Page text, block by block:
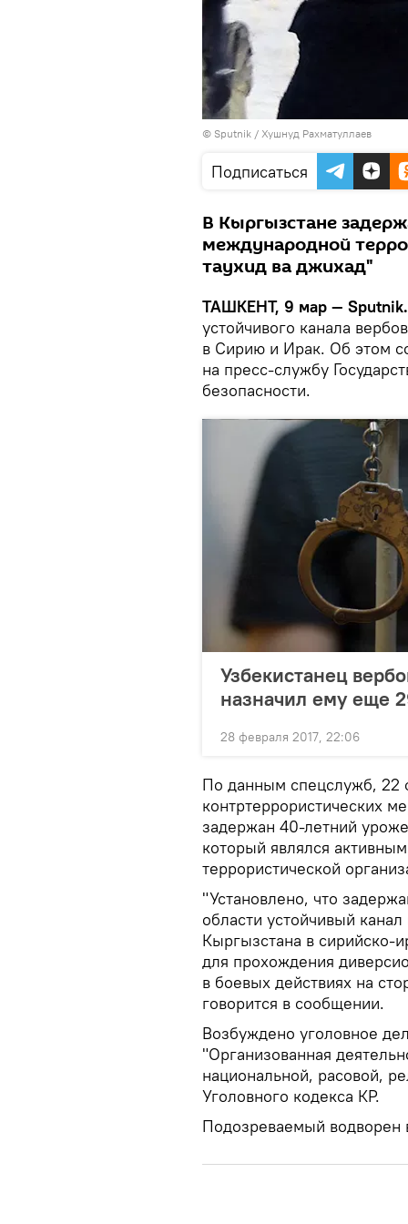
© Sputnik / Хушнуд Рахматуллаев
Подписаться
В Кыргызстане
международной
таухид ва джихад"
ТАШКЕНТ, 9 мар — Sputnik.
устойчивого канала
в Сирию и Ирак. Об этом
на пресс-службу
безопасности.
Узбекистанец
назначил ему еще
28 февраля 2017, 22:06
По данным спецслужб, 22
контртеррористических
задержан 40-летний
который являлся
террористической
"Установлено, что
области устойчивый
Кыргызстана в сирийско-
для прохождения
в боевых действиях на
говорится в сообщении.
Возбуждено уголовное
"Организованная
национальной, расовой,
Уголовного кодекса КР.
Подозреваемый